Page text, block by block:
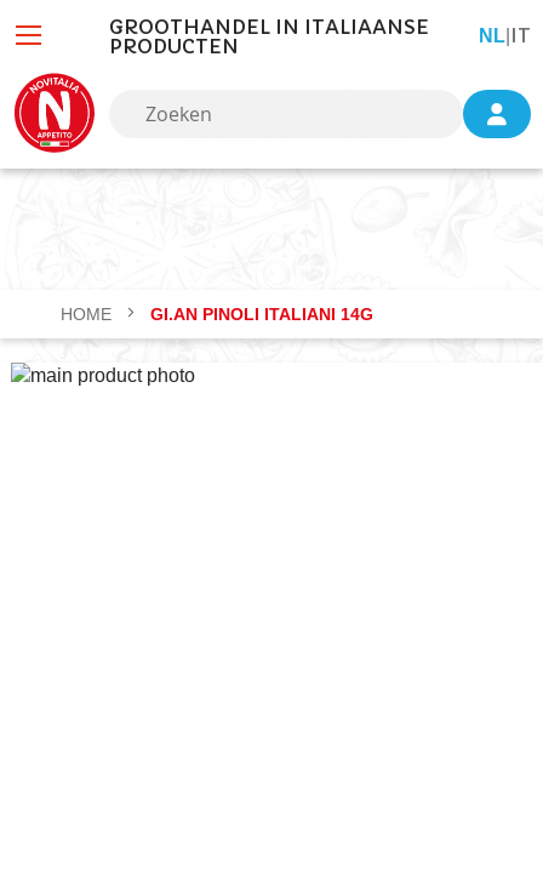
GROOTHANDEL IN ITALIAANSE
PRODUCTEN
TAALNL IT
HOME GI.AN PINOLI ITALIANI 14G
Ga